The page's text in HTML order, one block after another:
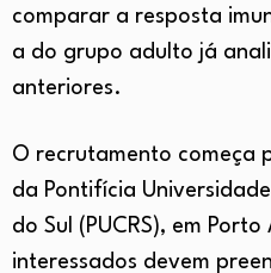
comparar a resposta
a do grupo adulto já
anteriores.
O recrutamento começa
da Pontifícia
do Sul (PUCRS), em
interessados devem